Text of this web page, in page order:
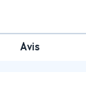
Avis